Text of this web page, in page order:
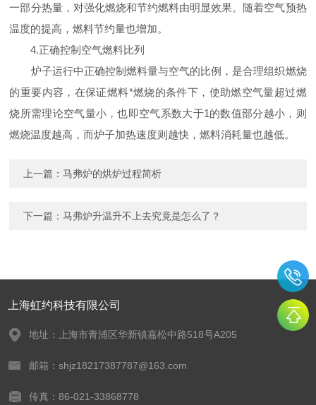
一部分热量，对强化燃烧和节约燃料由明显效果。随着空气预热
温度的提高，燃料节约量也增加。
4.正确控制空气燃料比列
炉子运行中正确控制燃料量与空气的比例，是合理组织燃烧
的重要内容，在保证燃料*燃烧的条件下，使助燃空气量超过燃
烧所需理论空气量小，也即空气系数大于1的数值部分越小，则
燃烧温度越高，而炉子加热速度则越快，燃料消耗量也越低。
上一篇：马弗炉的烘炉过程简析
下一篇：马弗炉升温升不上去究竟是怎么了？
上海虹约科技有限公司
地址：上海市青浦区华新镇嘉松中路518号A205
邮箱：shjz18217387787@163.com
传真：86-021-33868778